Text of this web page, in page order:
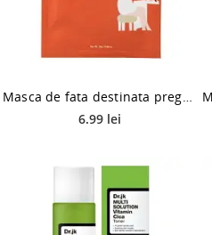
Masca de fata destinata pregatirii pentru machiaj Pack Age I Love Myself, 25g, Quret
6.99 lei